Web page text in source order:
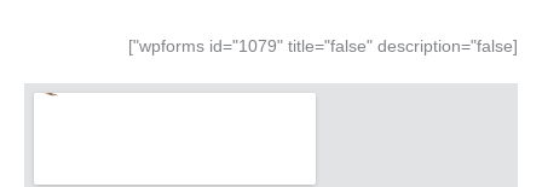
[wpforms id="1079" title="false" description="false"]